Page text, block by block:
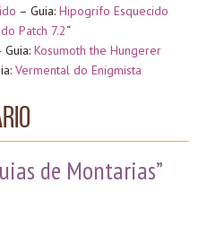
– Guia: Hipogrifo Esquecido
Patch 7.2“
Guia: Kosumoth the Hungerer
Vermental do Enigmista
de Montarias”